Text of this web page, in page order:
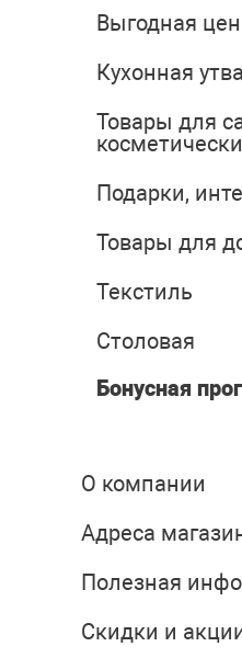
Выгодная
Кухонная
Товары для
Подарки,
Товары для
Текстиль
Столовая
Бонусная
О компании
Адреса
Полезная
Скидки и